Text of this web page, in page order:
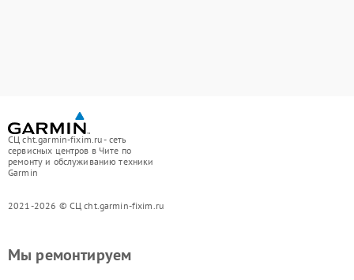
СЦ cht.garmin-fixim.ru - сеть
сервисных центров в Чите по
ремонту и обслуживанию техники
Garmin
2021-2026 © СЦ cht.garmin-fixim.ru
Мы ремонтируем